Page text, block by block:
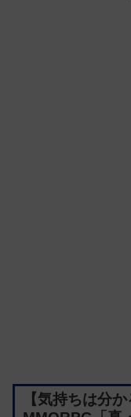
【気持ちは分